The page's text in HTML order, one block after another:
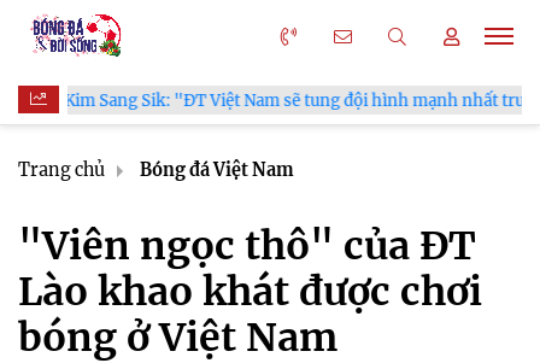
Sang Sik: "ĐT Việt Nam sẽ tung đội hình mạnh nhất trước
Trang chủ Bóng đá Việt Nam
"Viên ngọc thô" của ĐT
Lào khao khát được chơi
bóng ở Việt Nam